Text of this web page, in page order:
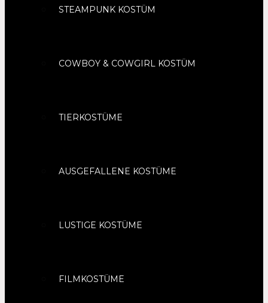
STEAMPUNK KOSTÜM
COWBOY & COWGIRL KOSTÜM
TIERKOSTÜME
AUSGEFALLENE KOSTÜME
LUSTIGE KOSTÜME
FILMKOSTÜME